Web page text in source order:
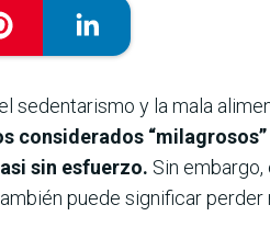
sedentarismo y la mala
considerados
sin esfuerzo. Sin
puede significar perder